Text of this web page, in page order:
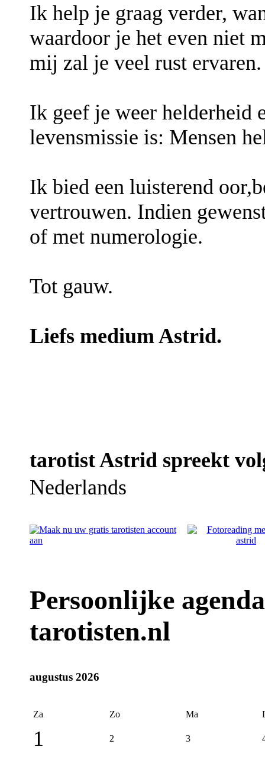
Ik help je graag verder,
waardoor je het even niet
mij zal je veel rust ervaren.
Ik geef je weer helderheid
levensmissie is: Mensen
Ik bied een luisterend
vertrouwen. Indien
of met numerologie.
Tot gauw.
Liefs medium Astrid.
tarotist Astrid spreekt
Nederlands
Persoonlijke
tarotisten.nl
augustus 2026
Za Zo Ma
1 2 3